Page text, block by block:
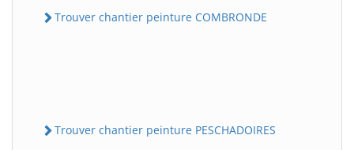
Trouver chantier peinture COMBRONDE
Trouver chantier peinture PESCHADOIRES